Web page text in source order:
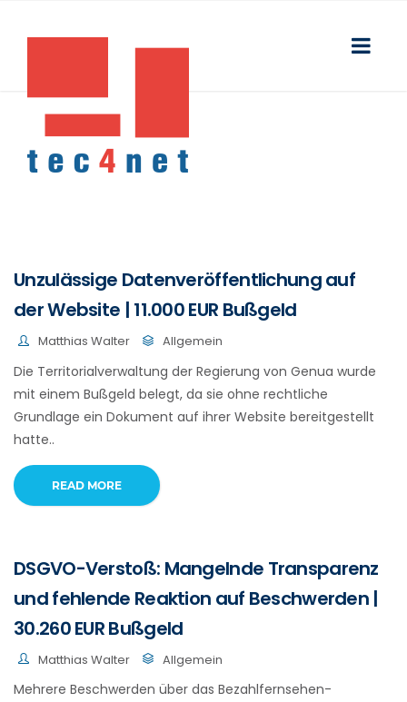
Unzulässige Datenveröffentlichung auf
der Website | 11.000 EUR Bußgeld
Matthias Walter Allgemein
Die Territorialverwaltung der Regierung von Genua wurde
mit einem Bußgeld belegt, da sie ohne rechtliche
Grundlage ein Dokument auf ihrer Website bereitgestellt
hatte..
READ MORE
DSGVO-Verstoß: Mangelnde Transparenz
und fehlende Reaktion auf Beschwerden |
30.260 EUR Bußgeld
Matthias Walter Allgemein
Mehrere Beschwerden über das Bezahlfernsehen-